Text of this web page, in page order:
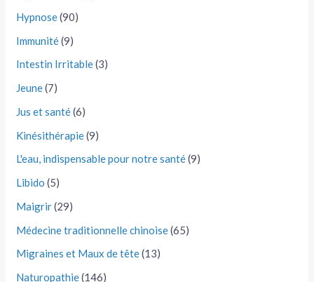
Hypnose(90)
Immunité(9)
Intestin Irritable(3)
Jeune(7)
Jus et santé(6)
Kinésithérapie(9)
L'eau, indispensable pour notre santé(9)
Libido (5)
Maigrir(29)
Médecine traditionnelle chinoise(65)
Migraines et Maux de tête(13)
Naturopathie(146)